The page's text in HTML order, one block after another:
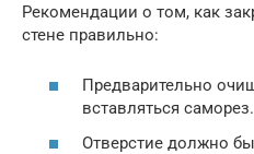
Рекомендации о том, как
стене правильно:
Предварительно
вставляться саморез.
Отверстие должно